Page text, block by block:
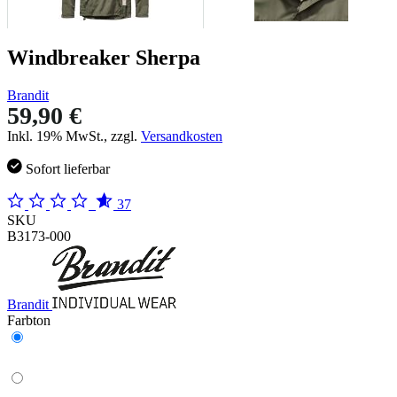
Windbreaker Sherpa
Brandit
59,90 €
Inkl. 19% MwSt., zzgl. Versandkosten
Sofort lieferbar
37
SKU
B3173-000
Brandit
Farbton